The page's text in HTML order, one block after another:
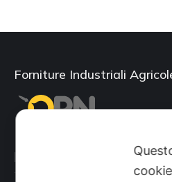
Forniture Industriali